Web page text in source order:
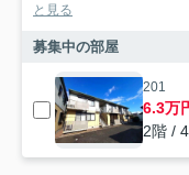
と見る
募集中の部屋
201
6.3万
2階 /